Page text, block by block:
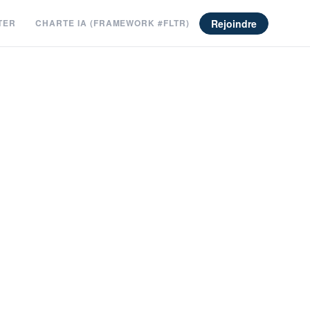
CHARTE IA (FRAMEWORK #FLTR) Rejoindre